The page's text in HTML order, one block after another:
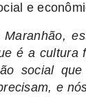
e
é a
social
e